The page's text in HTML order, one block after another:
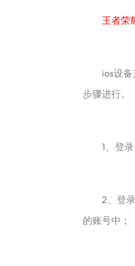
王者荣
ios设备充
步骤进行。
1、登录
2、登录
的账号中；